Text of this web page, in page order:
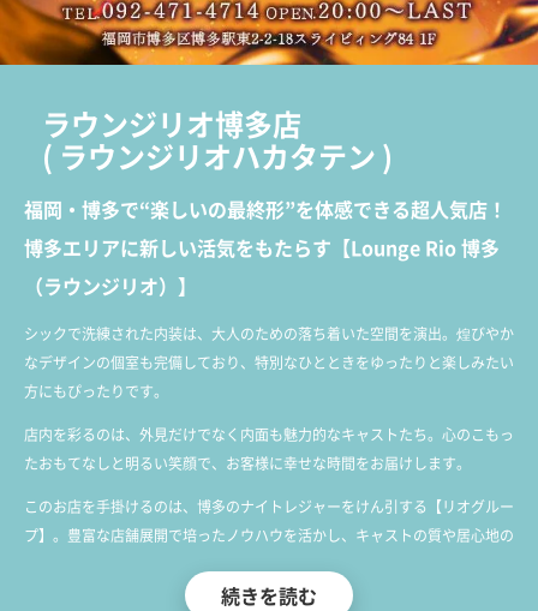
ラウンジリオ博多店
( ラウンジリオハカタテン )
福岡・博多で“楽しいの最終形”を体感できる超人気店！
博多エリアに新しい活気をもたらす【Lounge Rio 博多
（ラウンジリオ）】
シックで洗練された内装は、大人のための落ち着いた空間を演出。煌びやか
なデザインの個室も完備しており、特別なひとときをゆったりと楽しみたい
方にもぴったりです。
店内を彩るのは、外見だけでなく内面も魅力的なキャストたち。心のこもっ
たおもてなしと明るい笑顔で、お客様に幸せな時間をお届けします。
このお店を手掛けるのは、博多のナイトレジャーをけん引する【リオグルー
プ】。豊富な店舗展開で培ったノウハウを活かし、キャストの質や居心地の
続きを読む